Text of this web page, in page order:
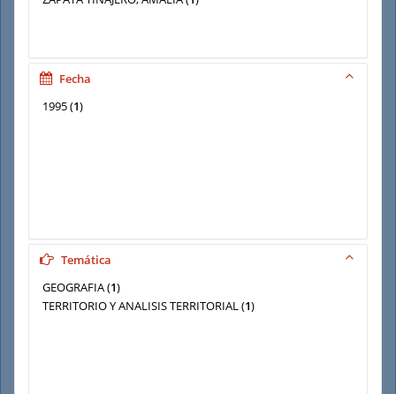
Fecha
1995(1)
Temática
GEOGRAFIA(1)
TERRITORIO Y ANALISIS TERRITORIAL(1)